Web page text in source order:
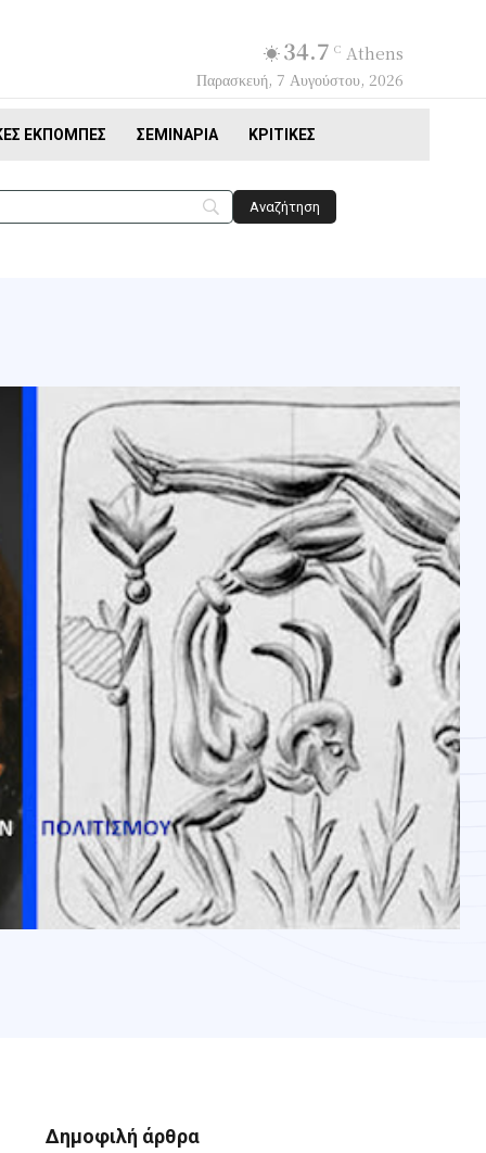
34.7 C Athens
Παρασκευή, 7 Αυγούστου, 2026
ΕΚΠΟΜΠΈΣ ΣΕΜΙΝΆΡΙΑ ΚΡΙΤΙΚΈΣ
Δημοφιλή άρθρα